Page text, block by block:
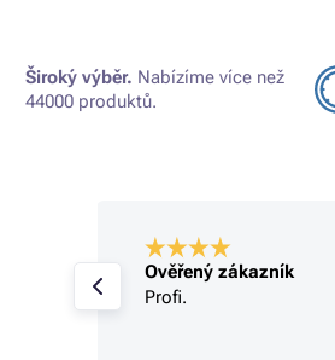
Široký výběr. Nabízíme více než
44000 produktů.
Ověřený zákazník
Profi.